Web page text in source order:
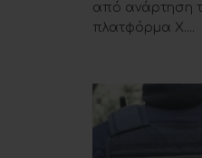
από ανάρτηση
πλατφόρμα X....